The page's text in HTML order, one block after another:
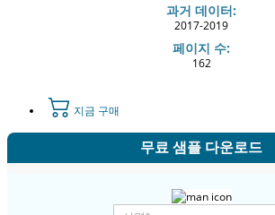
과거 데이터:
2017-2019
페이지 수:
162
지금 구매
무료 샘플 다운로드